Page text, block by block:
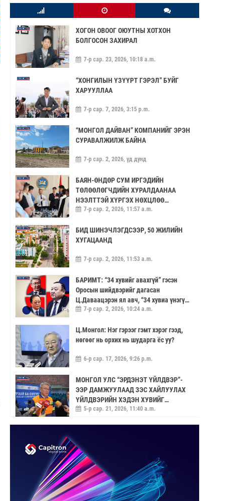
ХОГОН ОВООГ ОЮУТНЫ ХОТХОН
БОЛГОСОН ЗАХИРАЛ
7-р сар. 23, 2026, 10:18 a.m.
“ХОНГИЛЫН ҮЗҮҮРТ ГЭРЭЛ” БУЙГ
ХАРУУЛЛАА
7-р сар. 7, 2026, 3:15 p.m.
“МОНГОЛ ДАЙВАН” КОМПАНИЙГ ЭРЭН
СУРАВАЛЖИЛЖ БАЙНА
7-р сар. 2, 2026, үд дунд
БАЯН-ӨНДӨР СУМ ИРГЭДИЙН
ТӨЛӨӨЛӨГЧДИЙН ХУРАЛДААНАА
НЭЭЛТТЭЙ ХҮРГЭХ НӨХЦЛӨӨ
САЙЖРУУЛААЧ
7-р сар. 2, 2026, 11:57 a.m.
БИД ШИНЭЧЛЭГДСЭЭР, 50 ЖИЛИЙН
ХУГАЦААНД
7-р сар. 2, 2026, 11:53 a.m.
БАРИМТ: “34 хувийг авахгүй” гэсэн
Оросын шийдвэрийг дагасан
Ц.Даваацэрэн ял авч, “34 хувиа үнэгүй
өгье” гэсэн саналыг хүлээн аваагүй
7-р сар. 2, 2026, 10:24 a.m.
Ц.Монгол: Нэг гэрээг гэмт хэрэг гээд,
нөгөөг нь орхих нь шударга ёс уу?
6-р сар. 17, 2026, 9:26 p.m.
МОНГОЛ УЛС “ЭРДЭНЭТ ҮЙЛДВЭР”-
ЭЭР ДАМЖУУЛААД ЗЭС ХАЙЛУУЛАХ
ҮЙЛДВЭРИЙН ХЭДЭН ХУВИЙГ
ЭЗЭМШИХ ВЭ ГЭДЭГ АСУУДАЛ ГАРЧ
5-р сар. 21, 2026, 11:40 a.m.
2-р сар. 17, 2026, 10:38 a.m.
ОРОН НУТАГТ ГАЗАР ОЛГОХ ЭРХ
МЭДЛИЙГ ШИЛЖҮҮЛНЭ